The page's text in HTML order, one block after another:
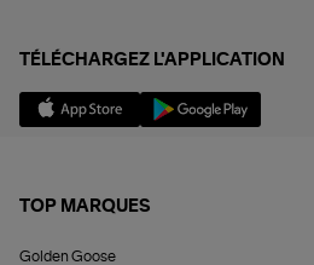
TÉLÉCHARGEZ L'APPLICATION
TOP MARQUES
Golden Goose